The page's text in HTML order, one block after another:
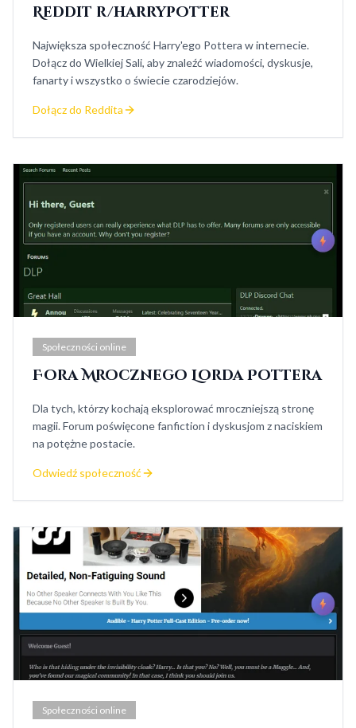
Reddit r/harrypotter
Największa społeczność Harry'ego Pottera w internecie.
Dołącz do Wielkiej Sali, aby znaleźć wiadomości, dyskusje,
fanarty i wszystko o świecie czarodziejów.
Dołącz do Reddita
Społeczności online
Fora Mrocznego Lorda Pottera
Dla tych, którzy kochają eksplorować mroczniejszą stronę
magii. Forum poświęcone fanfiction i dyskusjom z naciskiem
na potężne postacie.
Odwiedź społeczność
Społeczności online